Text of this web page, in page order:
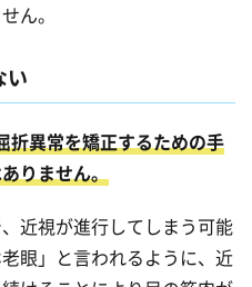
ん。
い
折異常を矯正するための手
りません。
近視が進行してしまう可能
眼」と言われるように、近